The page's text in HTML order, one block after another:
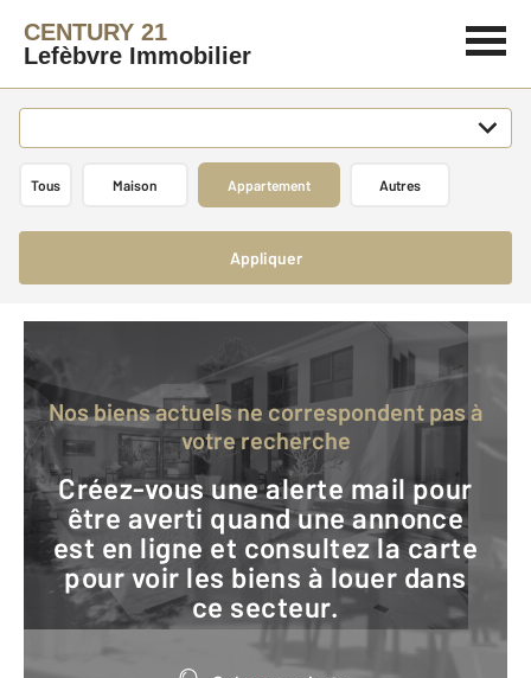
CENTURY 21
Lefèbvre Immobilier
Tous Maison Appartement Autres
Appliquer
Nos biens actuels ne correspondent pas à
votre recherche
Créez-vous une alerte mail pour
être averti quand une annonce
est en ligne et consultez la carte
pour voir les biens à louer dans
ce secteur.